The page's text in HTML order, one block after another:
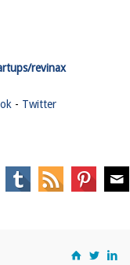
revinax
- Twitter